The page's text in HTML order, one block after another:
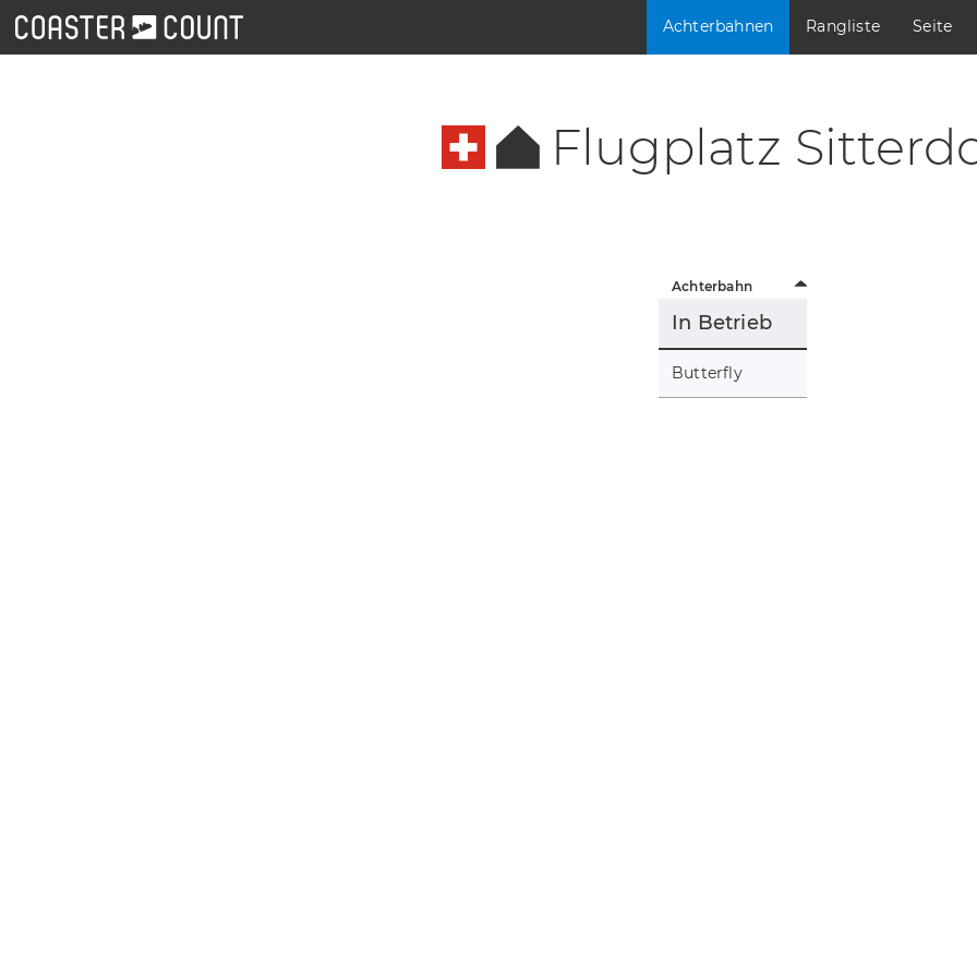
Achterbahnen Rangliste Seite
Flugplatz
Achterbahn
In Betrieb
Butterfly